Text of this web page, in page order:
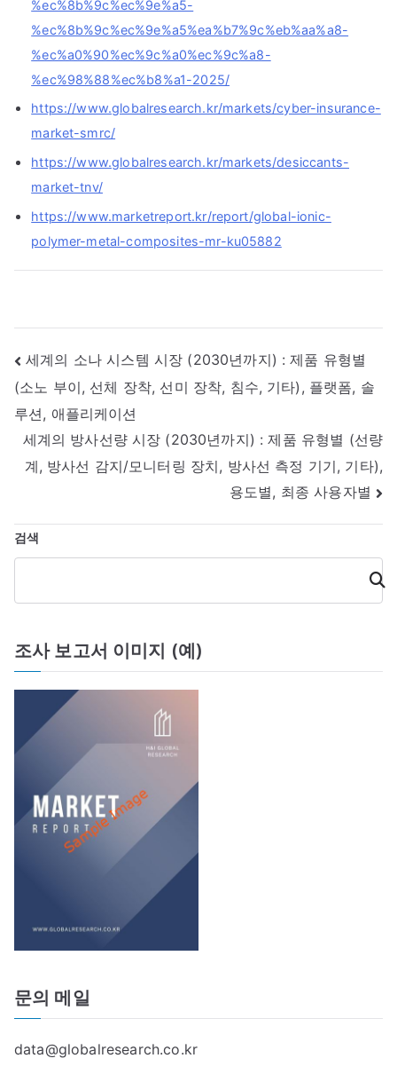
%ec%8b%9c%ec%9e%a5-
%ec%8b%9c%ec%9e%a5%ea%b7%9c%eb%aa%a8-
%ec%a0%90%ec%9c%a0%ec%9c%a8-
%ec%98%88%ec%b8%a1-2025/
https://www.globalresearch.kr/markets/cyber-insurance-
market-smrc/
https://www.globalresearch.kr/markets/desiccants-
market-tnv/
https://www.marketreport.kr/report/global-ionic-
polymer-metal-composites-mr-ku05882
글
내
비
게
션
세계의 소나 시스템 시장 (2030년까지) : 제품 유형별
(소노 부이, 선체 장착, 선미 장착, 침수, 기타), 플랫폼, 솔
루션, 애플리케이션
세계의 방사선량 시장 (2030년까지) : 제품 유형별 (선량
계, 방사선 감지/모니터링 장치, 방사선 측정 기기, 기타),
용도별, 최종 사용자별
검색
검
색
조사 보고서 이미지 (예)
문의 메일
data@globalresearch.co.kr